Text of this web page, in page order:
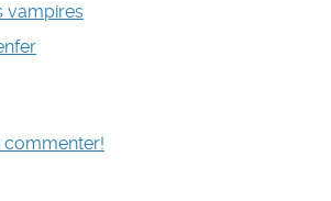
vampires
commenter!